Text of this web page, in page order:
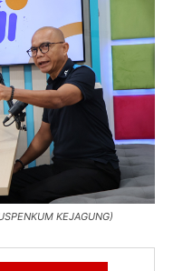
KEJAGUNG)